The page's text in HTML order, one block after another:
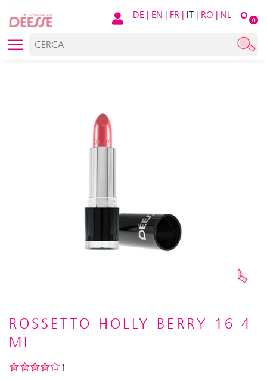
O 0
DE | EN | FR | IT | RO | NL
ROSSETTO HOLLY BERRY 16 4
ML
1